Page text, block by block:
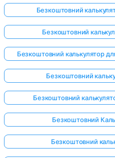
Безкоштовний
Безкоштовний
Безкоштовний калькулятор
Безкоштовний
Безкоштовний
Безкоштовний
Безкоштовний